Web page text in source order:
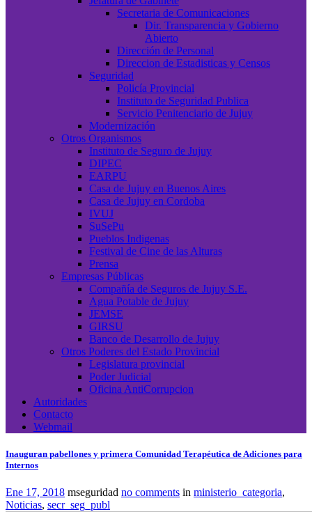
Secretaria de Comunicaciones
Dir. Transparencia y Gobierno
Abierto
Dirección de Personal
Direccion de Estadisticas y Censos
Seguridad
Policía Provincial
Instituto de Seguridad Publica
Servicio Penitenciario de Jujuy
Modernización
Otros Organismos
Instituto de Seguro de Jujuy
DIPEC
EARPU
Casa de Jujuy en Buenos Aires
Casa de Jujuy en Cordoba
IVUJ
SuSePu
Pueblos Indigenas
Festival de Cine de las Alturas
Prensa
Empresas Públicas
Compañía de Seguros de Jujuy S.E.
Agua Potable de Jujuy
JEMSE
GIRSU
Banco de Desarrollo de Jujuy
Otros Poderes del Estado Provincial
Legislatura provincial
Poder Judicial
Oficina AntiCorrupcion
Autoridades
Contacto
Webmail
Inauguran pabellones y primera Comunidad Terapéutica de Adiciones para
Internos
Ene 17, 2018 mseguridad no comments in ministerio_categoria,
Noticias, secr_seg_publ